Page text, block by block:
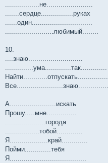
.................не.......................
.......сердце................руках
......один..............................
........................любимый........
10.
....знаю...........................
..............ума.............так.............
Найти............отпускать...............
Все.......................знаю...............
А.......................искать
Прошу.....мне...............
....................города
.................тобой.............
Я...................край.............
Пойми.............тебя
Я......................................